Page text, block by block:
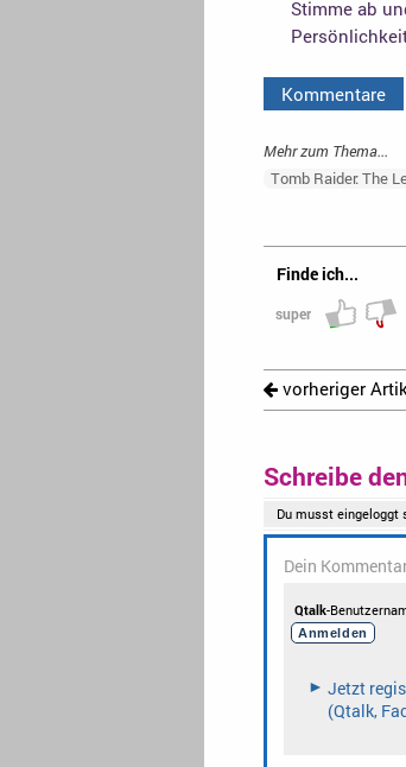
Stimme ab
Kommentare
Mehr zum Thema...
Tomb Raider: The
Finde ich...
super
vorheriger
Schreibe